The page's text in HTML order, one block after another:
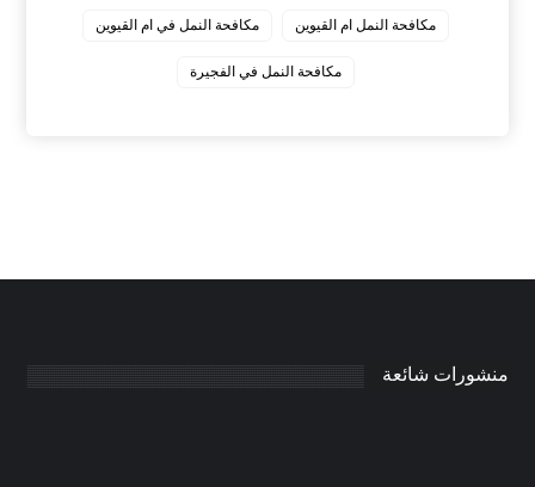
مكافحة النمل ام القيوين مكافحة النمل في ام القيوين
‏مكافحة النمل في الفجيرة
منشورات شائعة